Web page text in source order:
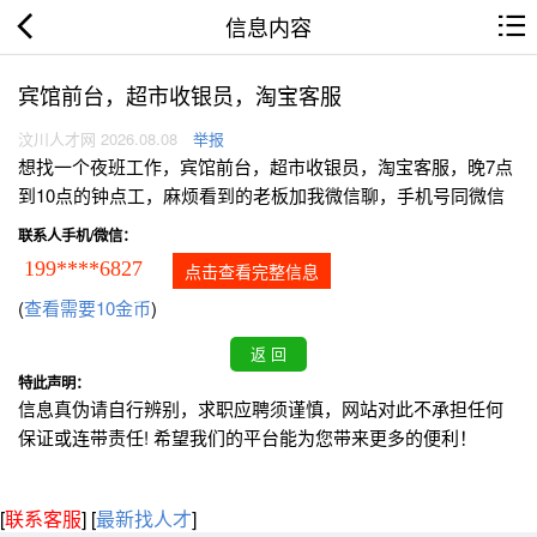
信息内容
宾馆前台，超市收银员，淘宝客服
汶川人才网 2026.08.08 举报
想找一个夜班工作，宾馆前台，超市收银员，淘宝客服，晚7点
到10点的钟点工，麻烦看到的老板加我微信聊，手机号同微信
联系人手机/微信：
199****6827 点击查看完整信息
(查看需要10金币)
特此声明：
信息真伪请自行辨别，求职应聘须谨慎，网站对此不承担任何
保证或连带责任! 希望我们的平台能为您带来更多的便利！
[联系客服] [最新找人才]